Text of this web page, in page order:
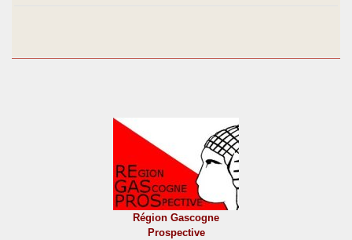
Région Gascogne
Prospective